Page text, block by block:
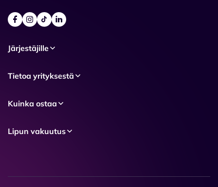
Järjestäjille
Tietoa yrityksestä
Kuinka ostaa
Lipun vakuutus